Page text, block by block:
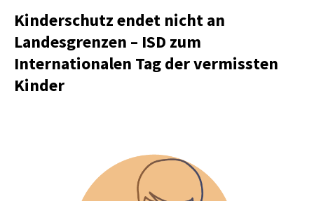
Kinderschutz endet nicht an
Landesgrenzen – ISD zum
Internationalen Tag der vermissten
Kinder